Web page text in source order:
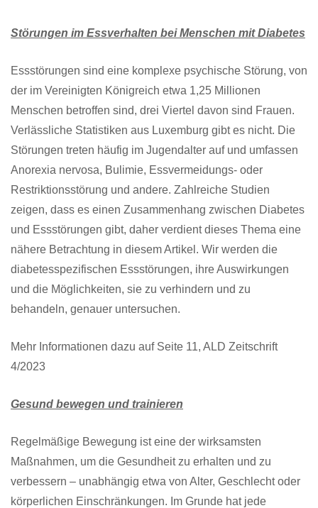
Störungen im Essverhalten bei Menschen mit Diabetes
Essstörungen sind eine komplexe psychische Störung, von
der im Vereinigten Königreich etwa 1,25 Millionen
Menschen betroffen sind, drei Viertel davon sind Frauen.
Verlässliche Statistiken aus Luxemburg gibt es nicht. Die
Störungen treten häufig im Jugendalter auf und umfassen
Anorexia nervosa, Bulimie, Essvermeidungs- oder
Restriktionsstörung und andere. Zahlreiche Studien
zeigen, dass es einen Zusammenhang zwischen Diabetes
und Essstörungen gibt, daher verdient dieses Thema eine
nähere Betrachtung in diesem Artikel. Wir werden die
diabetesspezifischen Essstörungen, ihre Auswirkungen
und die Möglichkeiten, sie zu verhindern und zu
behandeln, genauer untersuchen.
Mehr Informationen dazu auf Seite 11, ALD Zeitschrift
4/2023
Gesund bewegen und trainieren
Regelmäßige Bewegung ist eine der wirksamsten
Maßnahmen, um die Gesundheit zu erhalten und zu
verbessern – unabhängig etwa von Alter, Geschlecht oder
körperlichen Einschränkungen. Im Grunde hat jede